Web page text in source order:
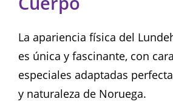
La apariencia física del
es única y fascinante, con
especiales adaptadas
y naturaleza de Noruega.